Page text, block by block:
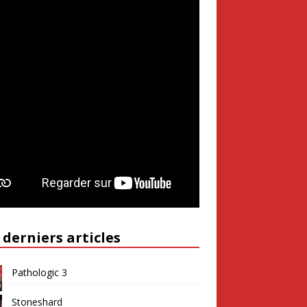
derniers articles
Pathologic 3
Stoneshard